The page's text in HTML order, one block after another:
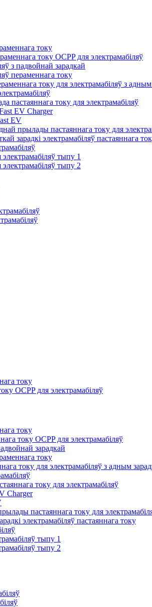
току
току OCPP для электрамабіляў
з падвойнай зарадкай
пераменнага току
току для электрамабіляў з
пастаяннага току для электрамабіляў
EV Charger
EV
прылады пастаяннага току для
зарадкі электрамабіляў пастаяннага
тыпу 1
тыпу 2
току
OCPP для электрамабіляў
току
току OCPP для электрамабіляў
зарадкай
току
току для электрамабіляў з адным
току для электрамабіляў
Charger
пастаяннага току для
электрамабіляў пастаяннага току
тыпу 1
тыпу 2